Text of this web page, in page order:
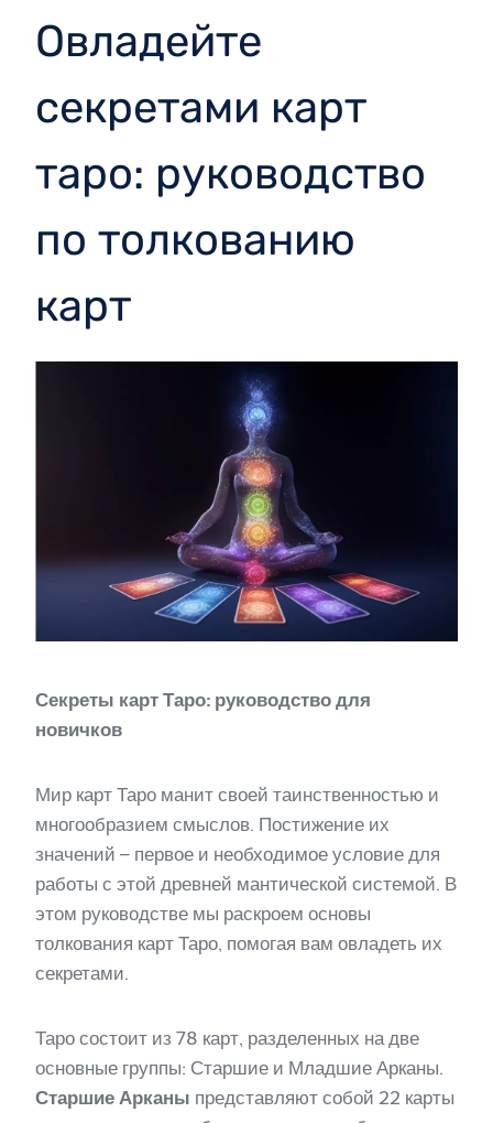
Овладейте
секретами карт
таро: руководство
по толкованию
карт
Секреты карт Таро: руководство для
новичков
Мир карт Таро манит своей таинственностью и
многообразием смыслов. Постижение их
значений – первое и необходимое условие для
работы с этой древней мантической системой. В
этом руководстве мы раскроем основы
толкования карт Таро, помогая вам овладеть их
секретами.
Таро состоит из 78 карт, разделенных на две
основные группы: Старшие и Младшие Арканы.
Старшие Арканы представляют собой 22 карты